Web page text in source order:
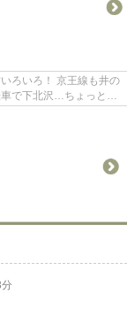
ろいろ！ 京王線も井の
で下北沢…ちょっと頑
分